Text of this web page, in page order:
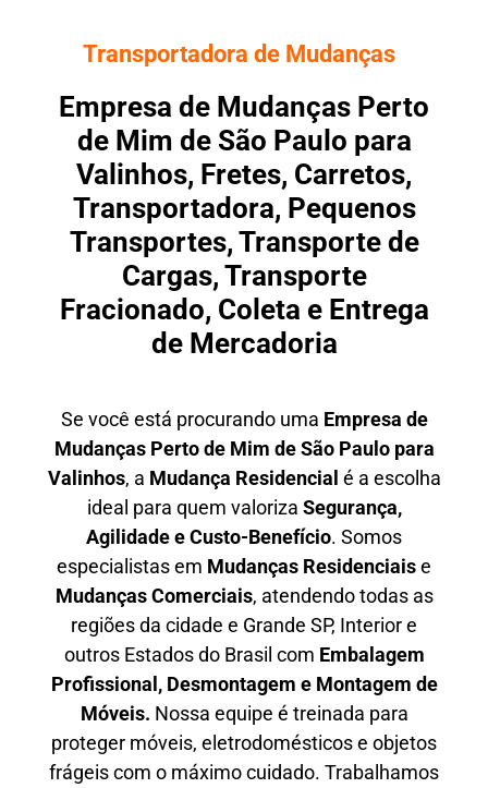
Transportadora de Mudanças
Empresa de Mudanças Perto
de Mim de São Paulo para
Valinhos, Fretes, Carretos,
Transportadora, Pequenos
Transportes, Transporte de
Cargas, Transporte
Fracionado, Coleta e Entrega
de Mercadoria
Se você está procurando uma Empresa de
Mudanças Perto de Mim de São Paulo para
Valinhos, a Mudança Residencial é a escolha
ideal para quem valoriza Segurança,
Agilidade e Custo-Benefício. Somos
especialistas em Mudanças Residenciaise
Mudanças Comerciais, atendendo todas as
regiões da cidade e Grande SP, Interior e
outros Estados do Brasil com Embalagem
Profissional , Desmontagem e Montagem de
Móveis. Nossa equipe é treinada para
proteger móveis, eletrodomésticos e objetos
frágeis com o máximo cuidado. Trabalhamos